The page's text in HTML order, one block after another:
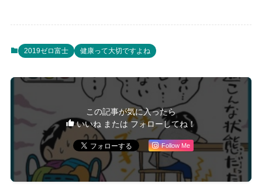
2019ゼロ富士 健康って大切ですよね
この記事が気に入ったら
いいね または フォローしてね！
Follow Me